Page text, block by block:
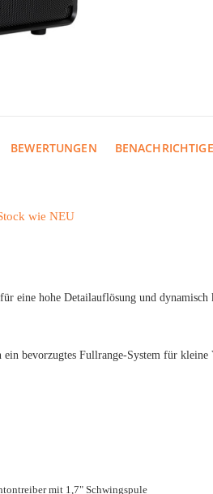
BEWERTUNGEN
wie NEU
eine hohe Detailauflösung und dynamisch
bevorzugtes Fullrange-System für
mit 1,7" Schwingspule